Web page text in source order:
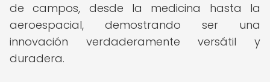
de campos, desde la medicina hasta la
aeroespacial, demostrando ser una
innovación verdaderamente versátil y
duradera.